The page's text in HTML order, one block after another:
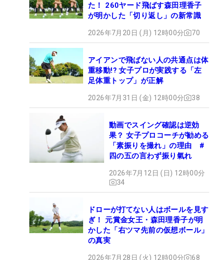
た！ 260ヤード飛ばす森田理香子
が明かした「切り返し」の新常識
2026年7月20日 (月) 12時00分 70
アイアンで飛ばない人の共通点は体
重移動!? 女子プロが実践する「左
足体重トップ」が正解
2026年7月31日 (金) 12時00分 38
動画でスイング確認は逆効
果？ 女子プロコーチが勧める
「素振りを撮れ」の理由 #
四の五の言わず振り氣れ
2026年7月12日 (日) 12時00分
34
ドローが打てない人はボールを見す
ぎ！ 元賞金女王・森田理香子が明
かした「右ツマ先前の仮想ボール」
の真実
2026年7月28日 (火) 12時00分 68